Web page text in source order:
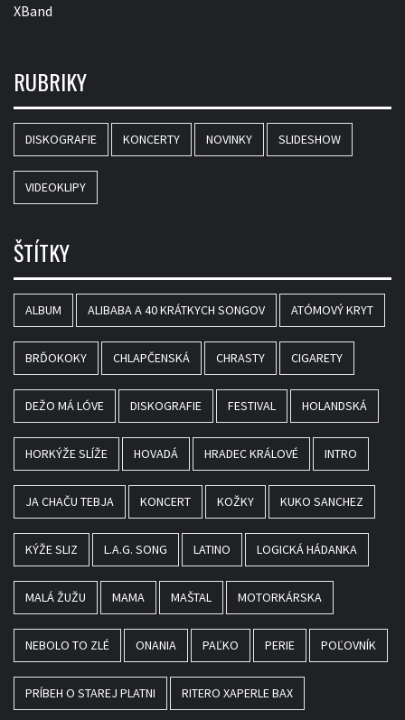
XBand
RUBRIKY
DISKOGRAFIE KONCERTY NOVINKY SLIDESHOW
VIDEOKLIPY
ŠTÍTKY
ALBUM ALIBABA A 40 KRÁTKYCH SONGOV ATÓMOVÝ KRYT
BRĎOKOKY CHLAPČENSKÁ CHRASTY CIGARETY
DEŽO MÁ LÓVE DISKOGRAFIE FESTIVAL HOLANDSKÁ
HORKÝŽE SLÍŽE HOVADÁ HRADEC KRÁLOVÉ INTRO
JA CHAČU TEBJA KONCERT KOŽKY KUKO SANCHEZ
KÝŽE SLIZ L.A.G. SONG LATINO LOGICKÁ HÁDANKA
MALÁ ŽUŽU MAMA MAŠTAL MOTORKÁRSKA
NEBOLO TO ZLÉ ONANIA PAĽKO PERIE POĽOVNÍK
PRÍBEH O STAREJ PLATNI RITERO XAPERLE BAX